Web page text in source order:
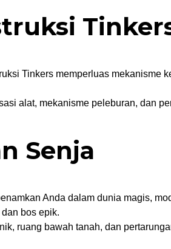
Tinkers memperluas mekanisme
alat, mekanisme peleburan, dan
Senja
Anda dalam dunia magis,
bos epik.
ruang bawah tanah, dan